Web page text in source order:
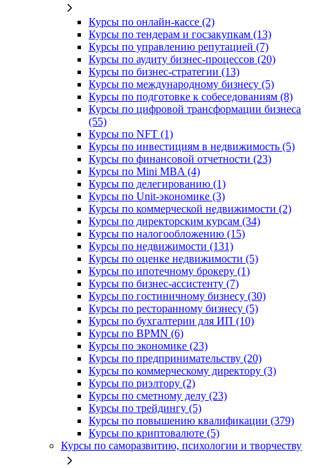
Курсы по онлайн-кассе (2)
Курсы по тендерам и госзакупкам (13)
Курсы по управлению репутацией (7)
Курсы по аудиту бизнес-процессов (20)
Курсы по бизнес-стратегии (13)
Курсы по международному бизнесу (5)
Курсы по подготовке к собеседованиям (8)
Курсы по цифровой трансформации бизнеса
(55)
Курсы по NFT (1)
Курсы по инвестициям в недвижимость (5)
Курсы по финансовой отчетности (23)
Курсы по Mini MBA (4)
Курсы по делегированию (1)
Курсы по Unit-экономике (3)
Курсы по коммерческой недвижимости (2)
Курсы по директорским курсам (34)
Курсы по налогообложению (15)
Курсы по недвижимости (131)
Курсы по оценке недвижимости (5)
Курсы по ипотечному брокеру (1)
Курсы по бизнес-ассистенту (7)
Курсы по гостиничному бизнесу (30)
Курсы по ресторанному бизнесу (5)
Курсы по бухгалтерии для ИП (10)
Курсы по BPMN (6)
Курсы по экономике (23)
Курсы по предпринимательству (20)
Курсы по коммерческому директору (3)
Курсы по риэлтору (2)
Курсы по сметному делу (23)
Курсы по трейдингу (5)
Курсы по повышению квалификации (379)
Курсы по криптовалюте (5)
Курсы по саморазвитию, психологии и творчеству